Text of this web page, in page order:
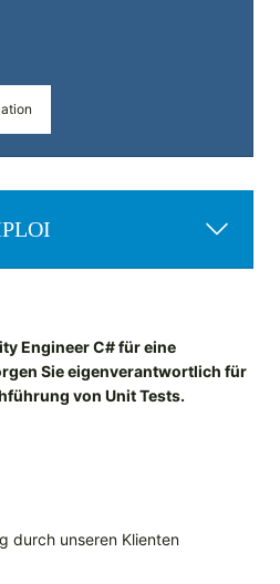
Engineer C# für eine
Sie eigenverantwortlich für
von Unit Tests.
durch unseren Klienten